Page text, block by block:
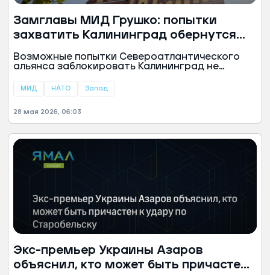
Замглавы МИД Грушко: попытки
захватить Калининград обернутся
проблемами для НАТО
Возможные попытки Североатлантического
альянса заблокировать Калининград не
повлекут тяжелые последствия для НАТО,
МИД НАТО Запад
28 мая 2026, 06:03
Экс-премьер Украины Азаров
объяснил, кто может быть причастен